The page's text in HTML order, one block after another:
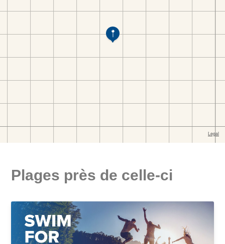
Plages près de celle-ci